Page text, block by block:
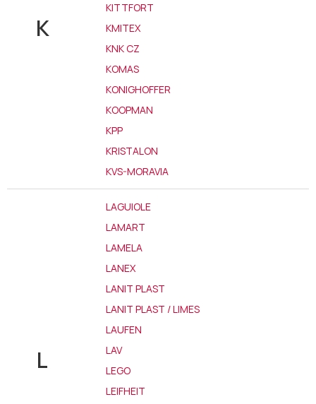
K
KITTFORT
KMITEX
KNK CZ
KOMAS
KONIGHOFFER
KOOPMAN
KPP
KRISTALON
KVS-MORAVIA
L
LAGUIOLE
LAMART
LAMELA
LANEX
LANIT PLAST
LANIT PLAST / LIMES
LAUFEN
LAV
LEGO
LEIFHEIT